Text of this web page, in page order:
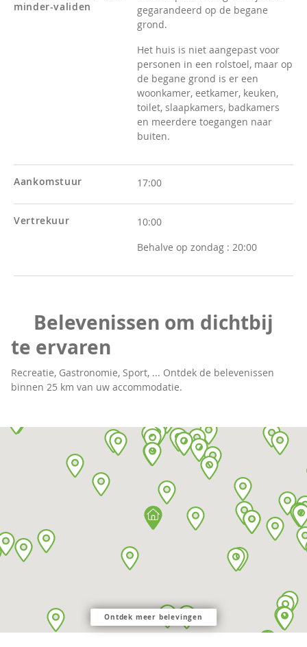
minder-validen
gegarandeerd op de begane
grond.
Het huis is niet aangepast voor
personen in een rolstoel, maar op
de begane grond is er een
woonkamer, eetkamer, keuken,
toilet, slaapkamers, badkamers
en meerdere toegangen naar
buiten.
Aankomstuur 17:00
Vertrekuur
10:00
Behalve op zondag : 20:00
Belevenissen om dichtbij
te ervaren
Recreatie, Gastronomie, Sport, ... Ontdek de belevenissen
binnen 25 km van uw accommodatie.
Ontdek meer belevingen